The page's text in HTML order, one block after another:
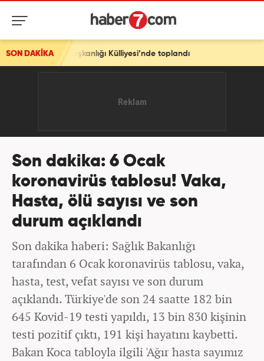
SON DAKİKAKülliyesi’nde toplandı
Son dakika: 6 Ocak
koronavirüs tablosu! Vaka,
Hasta, ölü sayısı ve son
durum açıklandı
Son dakika haberi: Sağlık Bakanlığı
tarafından 6 Ocak koronavirüs tablosu, vaka,
hasta, test, vefat sayısı ve son durum
açıklandı. Türkiye'de son 24 saatte 182 bin
645 Kovid-19 testi yapıldı, 13 bin 830 kişinin
testi pozitif çıktı, 191 kişi hayatını kaybetti.
Bakan Koca tabloyla ilgili 'Ağır hasta sayımız